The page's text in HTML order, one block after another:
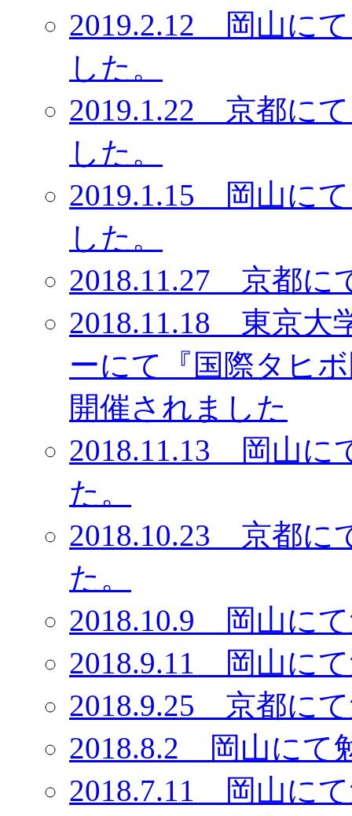
2019.2.12 岡山に
した。
2019.1.22 京都に
した。
2019.1.15 岡山に
した。
2018.11.27 京都に
2018.11.18 東京大
ーにて『国際タヒ
開催されました
2018.11.13 岡山に
た。
2018.10.23 京都に
た。
2018.10.9 岡山に
2018.9.11 岡山に
2018.9.25 京都に
2018.8.2 岡山にて
2018.7.11 岡山に